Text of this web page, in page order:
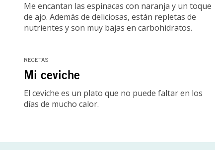
Me encantan las espinacas con naranja y un toque
de ajo. Además de deliciosas, están repletas de
nutrientes y son muy bajas en carbohidratos.
RECETAS
Mi ceviche
El ceviche es un plato que no puede faltar en los
días de mucho calor.